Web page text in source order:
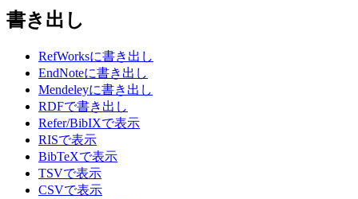
書き出し
RefWorksに書き出し
EndNoteに書き出し
Mendeleyに書き出し
RDFで書き出し
Refer/BibIXで表示
RISで表示
BibTeXで表示
TSVで表示
CSVで表示